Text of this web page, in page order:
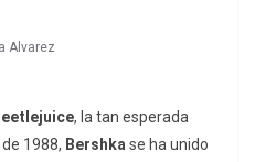
Alvarez
, la tan esperada
1988, Bershka se ha unido